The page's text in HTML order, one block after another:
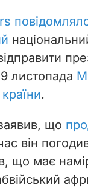
листопада
.
що
він
що має